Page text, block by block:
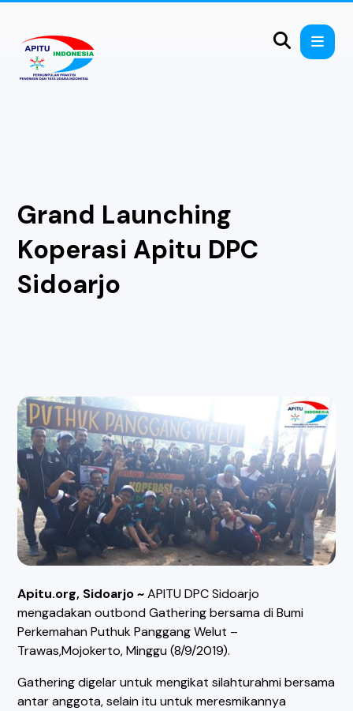
Grand Launching
Koperasi Apitu DPC
Sidoarjo
Apitu.org, Sidoarjo ~APITU DPC Sidoarjo
mengadakan outbond Gathering bersama di Bumi
Perkemahan Puthuk Panggang Welut –
Trawas,Mojokerto, Minggu (8/9/2019).
Gathering digelar untuk mengikat silahturahmi bersama
antar anggota, selain itu untuk meresmikannya